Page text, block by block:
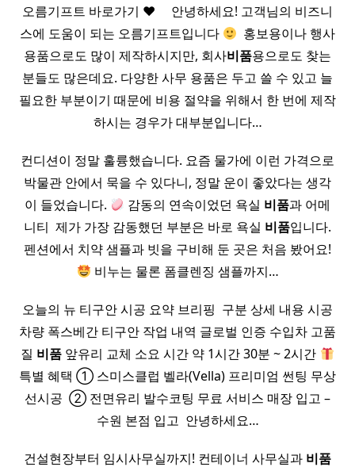
오름기프트 바로가기 ♥ ​ ​ ​ ​ 안녕하세요! 고객님의 비즈니
스에 도움이 되는 오름기프트입니다
​ 홍보용이나 행사
용품으로도 많이 제작하시지만, 회사비품용으로도 찾는
분들도 많은데요. 다양한 사무 용품은 두고 쓸 수 있고 늘
필요한 부분이기 때문에 비용 절약을 위해서 한 번에 제작
하시는 경우가 대부분입니다…
컨디션이 정말 훌륭했습니다. 요즘 물가에 이런 가격으로
박물관 안에서 묵을 수 있다니, 정말 운이 좋았다는 생각
이 들었습니다.
감동의 연속이었던 욕실 비품과 어메
니티 ​ 제가 가장 감동했던 부분은 바로 욕실 비품입니다.
펜션에서 치약 샘플과 빗을 구비해 둔 곳은 처음 봤어요!
비누는 물론 폼클렌징 샘플까지…
오늘의 뉴 티구안 시공 요약 브리핑 ​ 구분 상세 내용 시공
차량 폭스베간 티구안 작업 내역 글로벌 인증 수입차 고품
질 비품 앞유리 교체 소요 시간 약 1시간 30분 ~ 2시간
특별 혜택 ① 스미스클럽 벨라(Vella) 프리미엄 썬팅 무상
선시공 ​ ② 전면유리 발수코팅 무료 서비스 매장 입고 –
수원 본점 입고 ​ 안녕하세요…
건설현장부터 임시사무실까지! 컨테이너 사무실과 비품